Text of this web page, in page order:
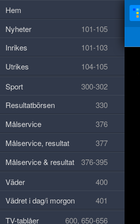
Hem
Nyheter
101-105
Inrikes
101-103
Utrikes
104-105
Sport
300-302
Resultatbörsen
330
Målservice
376
Målservice, resultat
377
Målservice & resultat
376-395
Väder
400
Vädret i dag/i morgon
401
TV-tablåer
600, 650-656